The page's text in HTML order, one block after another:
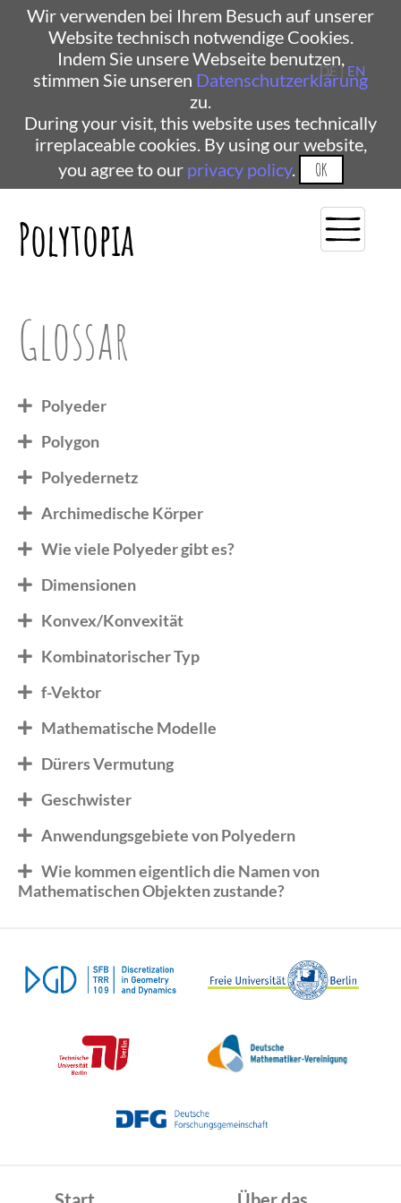
Wir verwenden bei Ihrem Besuch auf unserer
Website technisch notwendige Cookies.
Indem Sie unsere Webseite benutzen,
stimmen Sie unseren Datenschutzerklärung
zu.
During your visit, this website uses technically
irreplaceable cookies. By using our website,
you agree to our privacy policy. OK
Polytopia
DE | EN
Glossar
Polyeder
Polygon
Polyedernetz
Archimedische Körper
Wie viele Polyeder gibt es?
Dimensionen
Konvex/Konvexität
Kombinatorischer Typ
f-Vektor
Mathematische Modelle
Dürers Vermutung
Geschwister
Anwendungsgebiete von Polyedern
Wie kommen eigentlich die Namen von
Mathematischen Objekten zustande?